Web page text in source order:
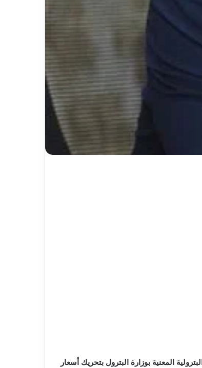
المعنية بوزارة البترول بتحريك أسعار